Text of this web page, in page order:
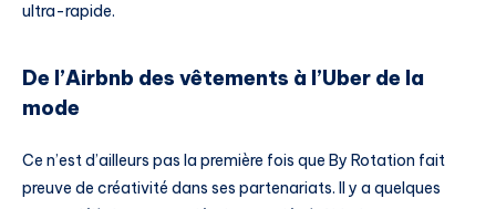
ultra-rapide.
De l’Airbnb des vêtements à l’Uber de la
mode
Ce n’est d’ailleurs pas la première fois que By Rotation fait
preuve de créativité dans ses partenariats. Il y a quelques